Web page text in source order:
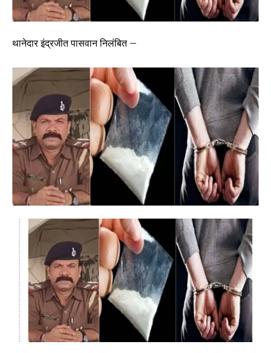
थानेदार इंद्रजीत पासवान निलंबित –